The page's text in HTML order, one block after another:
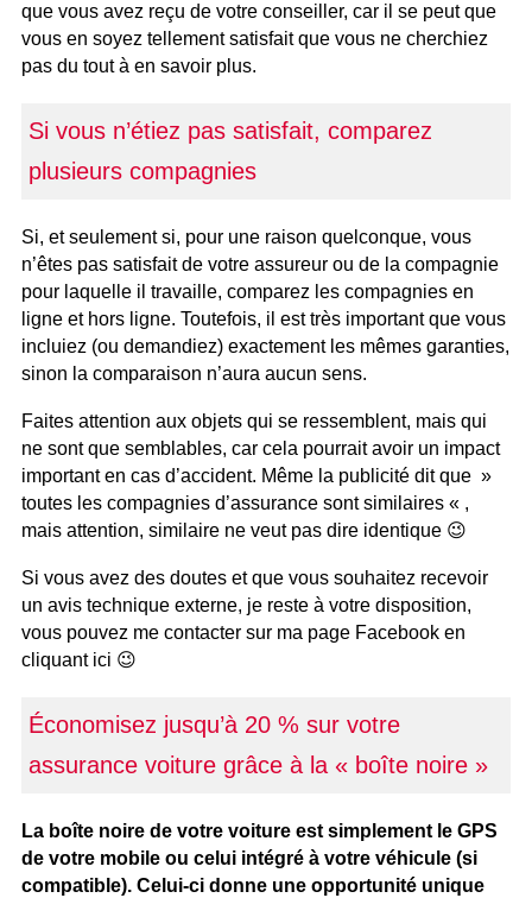
que vous avez reçu de votre conseiller, car il se peut que
vous en soyez tellement satisfait que vous ne cherchiez
pas du tout à en savoir plus.
Si vous n’étiez pas satisfait, comparez
plusieurs compagnies
Si, et seulement si, pour une raison quelconque, vous
n’êtes pas satisfait de votre assureur ou de la compagnie
pour laquelle il travaille, comparez les compagnies en
ligne et hors ligne. Toutefois, il est très important que vous
incluiez (ou demandiez) exactement les mêmes garanties,
sinon la comparaison n’aura aucun sens.
Faites attention aux objets qui se ressemblent, mais qui
ne sont que semblables, car cela pourrait avoir un impact
important en cas d’accident. Même la publicité dit que »
toutes les compagnies d’assurance sont similaires « ,
mais attention, similaire ne veut pas dire identique 😉
Si vous avez des doutes et que vous souhaitez recevoir
un avis technique externe, je reste à votre disposition,
vous pouvez me contacter sur ma page Facebook en
cliquant ici 😉
Économisez jusqu’à 20 % sur votre
assurance voiture grâce à la « boîte noire »
La boîte noire de votre voiture est simplement le GPS
de votre mobile ou celui intégré à votre véhicule (si
compatible). Celui-ci donne une opportunité unique